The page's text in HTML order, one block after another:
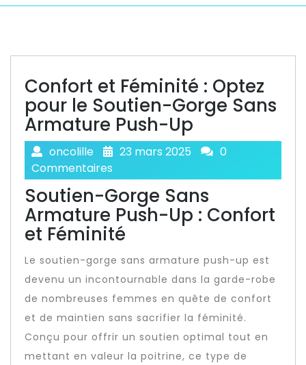
Confort et Féminité : Optez
pour le Soutien-Gorge Sans
Armature Push-Up
oncolille 23 mars 2025
0
Commentaires
Soutien-Gorge Sans
Armature Push-Up : Confort
et Féminité
Le soutien-gorge sans armature push-up est
devenu un incontournable dans la garde-robe
de nombreuses femmes en quête de confort
et de maintien sans sacrifier la féminité.
Conçu pour offrir un soutien optimal tout en
mettant en valeur la poitrine, ce type de